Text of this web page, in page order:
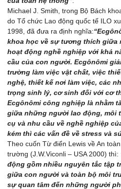
Michael J. Smith, trong Bộ Bách
do Tổ chức Lao động quốc tế ILO
1998, đã đưa ra định nghĩa:
khoa học về sự tương thích giữa
hoạt động nghề nghiệp với khả
cầu của con người. Ecgônômi
trường làm việc vật chất, việc
nghệ, thiết kế nơi làm việc, các
trọng sinh lý, cơ sinh đối với cơ
Ecgônômi công nghiệp là nhằm
giữa những người lao động, môi
cụ và nhu cầu về nghề nghiệp
kém thì các vấn đề về stress và
Theo cuốn Từ điển Lewis về An
trường (J.W.Viconli – USA 2000) thì:
động gồm nhiều nguyên tắc tập
giữa con người và toàn bộ môi
sự quan tâm đến những người